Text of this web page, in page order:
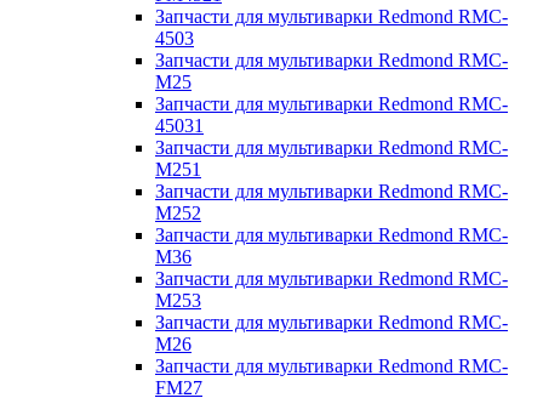
Запчасти для мультиварки Redmond RMC-
4503
Запчасти для мультиварки Redmond RMC-
M25
Запчасти для мультиварки Redmond RMC-
45031
Запчасти для мультиварки Redmond RMC-
M251
Запчасти для мультиварки Redmond RMC-
M252
Запчасти для мультиварки Redmond RMC-
M36
Запчасти для мультиварки Redmond RMC-
M253
Запчасти для мультиварки Redmond RMC-
M26
Запчасти для мультиварки Redmond RMC-
FM27